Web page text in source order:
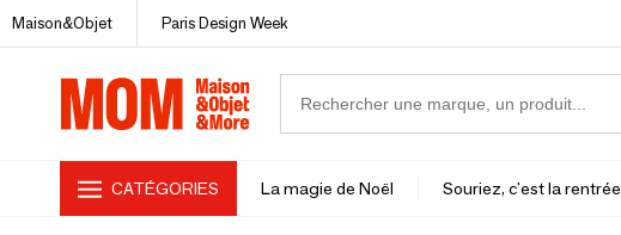
Maison&Objet Paris Design Week
CATÉGORIES La magie de Noël Souriez, c'est la rentrée